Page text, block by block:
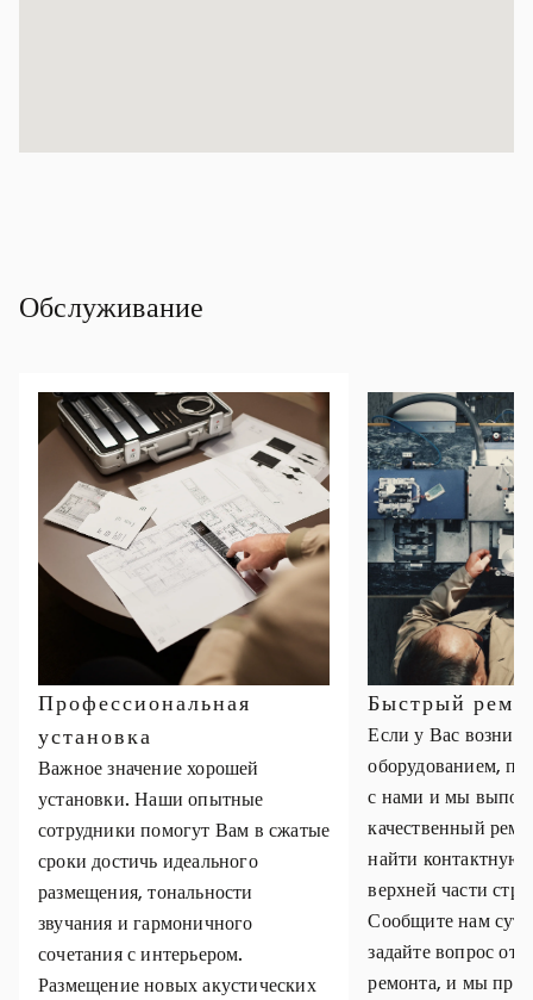
Обслуживание
Профессиональная
установка
Важное значение хорошей
установки. Наши опытные
сотрудники помогут Вам в сжатые
сроки достичь идеального
размещения, тональности
звучания и гармоничного
сочетания с интерьером.
Размещение новых акустических
Быстрый
Если у Вас
оборудованием,
с нами и мы
качественный
найти
верхней части
Сообщите нам
задайте вопрос
ремонта, и мы